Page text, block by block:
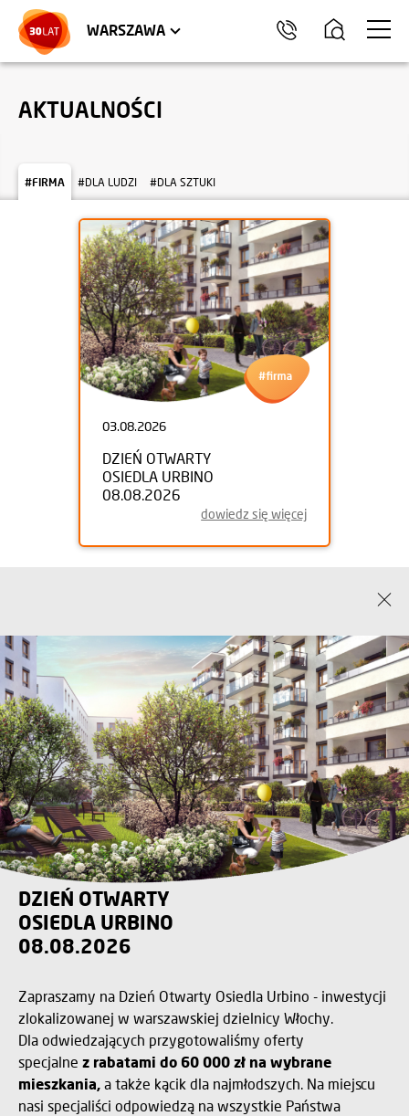
WARSZAWA
HEL
AKTUALNOŚCI
#FIRMA #DLA LUDZI #DLA SZTUKI
03.08.2026
DZIEŃ OTWARTY
OSIEDLA URBINO
08.08.2026
dowiedz się więcej
DZIEŃ OTWARTY
OSIEDLA URBINO
08.08.2026
Zapraszamy na Dzień Otwarty Osiedla Urbino - inwestycji
zlokalizowanej w warszawskiej dzielnicy Włochy.
Dla odwiedzających przygotowaliśmy oferty
specjalne z rabatami do 60 000 zł na wybrane
mieszkania, a także kącik dla najmłodszych. Na miejscu
nasi specjaliści odpowiedzą na wszystkie Państwa